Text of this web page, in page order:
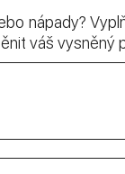
nápady?
váš vysněný